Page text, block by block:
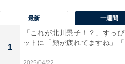
最新 一週間
1
「これが北川景子！？」すっ
ットに「顔が疲れてますね」